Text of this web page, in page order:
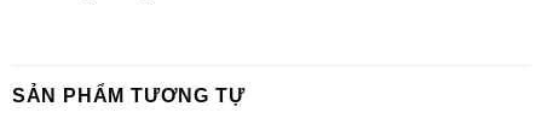
SẢN PHẨM TƯƠNG TỰ